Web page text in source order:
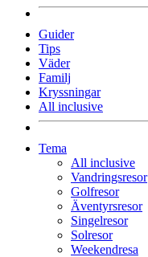
Guider
Tips
Väder
Familj
Kryssningar
All inclusive
Tema
All inclusive
Vandringsresor
Golfresor
Äventyrsresor
Singelresor
Solresor
Weekendresa